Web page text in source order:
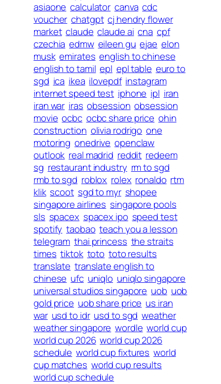
asiaone calculator canva cdc
voucher chatgpt cj hendry flower
market claude claude ai cna cpf
czechia edmw eileen gu ejae elon
musk emirates english to chinese
english to tamil epl epl table euro to
sgd ica ikea ilovepdf instagram
internet speed test iphone ipl iran
iran war iras obsession obsession
movie ocbc ocbc share price ohin
construction olivia rodrigo one
motoring onedrive openclaw
outlook real madrid reddit redeem
sg restaurant industry rm to sgd
rmb to sgd roblox rolex ronaldo rtm
klik scoot sgd to myr shopee
singapore airlines singapore pools
sls spacex spacex ipo speed test
spotify taobao teach you a lesson
telegram thai princess the straits
times tiktok toto toto results
translate translate english to
chinese ufc uniqlo uniqlo singapore
universal studios singapore uob uob
gold price uob share price us iran
war usd to idr usd to sgd weather
weather singapore wordle world cup
world cup 2026 world cup 2026
schedule world cup fixtures world
cup matches world cup results
world cup schedule